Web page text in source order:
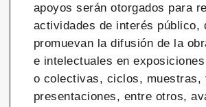
apoyos serán otorgados para
actividades de interés público,
promuevan la difusión de la
e intelectuales en
o colectivas, ciclos, muestras,
presentaciones, entre otros,